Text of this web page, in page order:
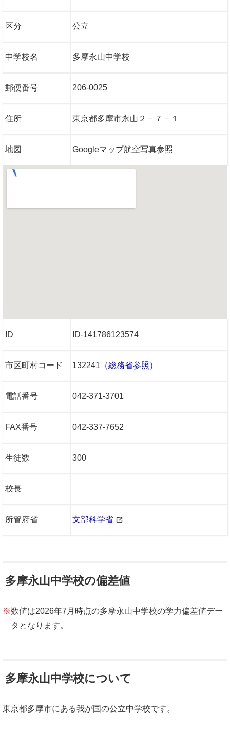
区分 公立
中学校名 多摩永山中学校
郵便番号 206-0025
住所 東京都多摩市永山２－７－１
地図 Googleマップ航空写真参照
ID ID-141786123574
市区町村コード 132241 （総務省参照）
電話番号 042-371-3701
FAX番号 042-337-7652
生徒数 300
校長
所管府省 文部科学省
多摩永山中学校の偏差値
※数値は2026年7月時点の多摩永山中学校の学力偏差値デー
タとなります。
多摩永山中学校について
東京都多摩市にある我が国の公立中学校です。